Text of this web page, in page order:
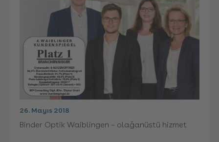
26. Mayıs 2018
Binder Optik Waiblingen – olağanüstü hizmet